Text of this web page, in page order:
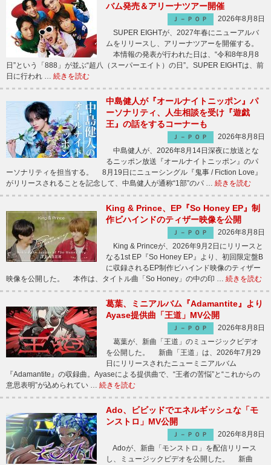
バム発売＆アリーナツアー開催
Ｊ－ＰＯＰ
2026年8月8日
SUPER EIGHTが、2027年春にニューアルバ
ムをリリースし、アリーナツアーを開催する。
本情報の発表が行われた日は、“令和8年8月8
日”という「888」が並ぶ“超八（スーパーエイト）の日”。SUPER EIGHTは、前
日に行われ … 続きを読む
中島健人が『オールナイトニッポン』パ
ーソナリティ、人生相談を受け『遊戯
王』の話をするコーナーも
Ｊ－ＰＯＰ
2026年8月8日
中島健人が、2026年8月14日深夜に放送とな
るニッポン放送『オールナイトニッポン』のパ
ーソナリティを担当する。 8月19日にニューシングル『鬼事 / Fiction Love』
がリリースされることを記念して、中島健人が通称“1部”のパ … 続きを読む
King & Prince、EP『So Honey EP』制
作ビハインドのティザー映像を公開
Ｊ－ＰＯＰ
2026年8月8日
King & Princeが、2026年9月2日にリリースと
なる1st EP『So Honey EP』より、初回限定盤B
に収録されるEP制作ビハインド映像のティザー
映像を公開した。 本作は、タイトル曲「So Honey」の中の印 … 続きを読む
葛葉、ミニアルバム『Adamantite』より
Ayase提供曲「王道」MV公開
Ｊ－ＰＯＰ
2026年8月8日
葛葉が、新曲「王道」のミュージックビデオ
を公開した。 新曲「王道」は、2026年7月29
日にリリースされたニューミニアルバム
『Adamantite』の収録曲。Ayaseによる提供曲で、“王者の苦悩”と“これからの
意思表明”が込められてい … 続きを読む
Ado、ビビッドでエネルギッシュな「モ
ンストロ」MV公開
Ｊ－ＰＯＰ
2026年8月8日
Adoが、新曲「モンストロ」を配信リリース
し、ミュージックビデオを公開した。 新曲